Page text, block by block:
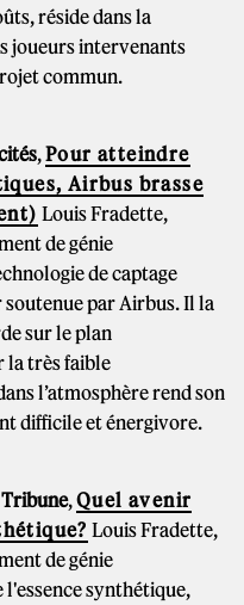
réside dans la
joueurs intervenants
commun.
,Pour atteindre
Airbus brasse
Louis Fradette,
de génie
de captage
soutenue par Airbus. Il la
sur le plan
la très faible
l’atmosphère rend son
difficile et énergivore.
,Quel avenir
Louis Fradette,
de génie
synthétique,